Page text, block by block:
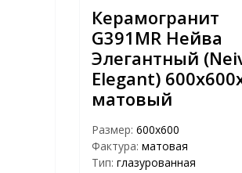
Керамогранит
G391MR Нейва
Элегантный
Elegant)
матовый
Размер: 600х600
Фактура: матовая
Тип: глазурованная